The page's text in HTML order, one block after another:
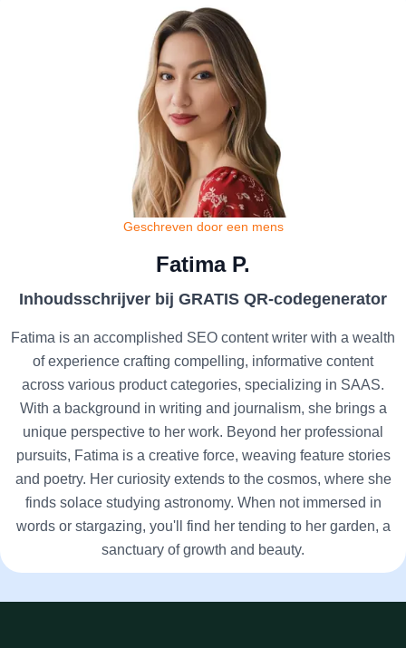
Geschreven door een mens
Fatima P.
Inhoudsschrijver bij GRATIS QR-codegenerator
Fatima is an accomplished SEO content writer with a wealth
of experience crafting compelling, informative content
across various product categories, specializing in SAAS.
With a background in writing and journalism, she brings a
unique perspective to her work. Beyond her professional
pursuits, Fatima is a creative force, weaving feature stories
and poetry. Her curiosity extends to the cosmos, where she
finds solace studying astronomy. When not immersed in
words or stargazing, you'll find her tending to her garden, a
sanctuary of growth and beauty.